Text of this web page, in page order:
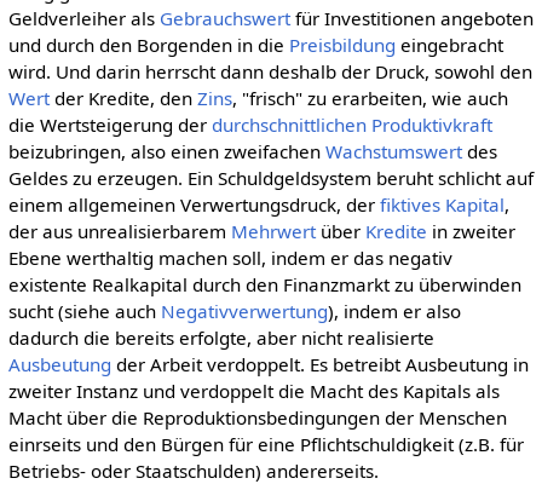
Geldverleiher als Gebrauchswertfür Investitionen angeboten
und durch den Borgenden in die Preisbildung eingebracht
wird. Und darin herrscht dann deshalb der Druck, sowohl den
Wertder Kredite, den Zins, "frisch" zu erarbeiten, wie auch
die Wertsteigerung der durchschnittlichen Produktivkraft
beizubringen, also einen zweifachen Wachstumswertdes
Geldes zu erzeugen. Ein Schuldgeldsystem beruht schlicht auf
einem allgemeinen Verwertungsdruck, der fiktives Kapital,
der aus unrealisierbarem Mehrwertüber Kredite in zweiter
Ebene werthaltig machen soll, indem er das negativ
existente Realkapital durch den Finanzmarkt zu überwinden
sucht (siehe auch Negativverwertung), indem er also
dadurch die bereits erfolgte, aber nicht realisierte
Ausbeutung der Arbeit verdoppelt. Es betreibt Ausbeutung in
zweiter Instanz und verdoppelt die Macht des Kapitals als
Macht über die Reproduktionsbedingungen der Menschen
einrseits und den Bürgen für eine Pflichtschuldigkeit (z.B. für
Betriebs- oder Staatschulden) andererseits.